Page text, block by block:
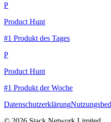
P
Product Hunt
#1 Produkt des Tages
P
Product Hunt
#1 Produkt der Woche
Datenschutzerklärung